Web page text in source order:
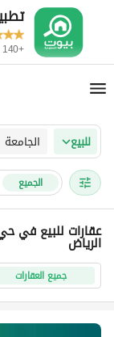
+140 ألف تنزيل للتطبيق
للبيع الجامعة
الجميع
عقارات للبيع في
الرياض
جميع العقارات